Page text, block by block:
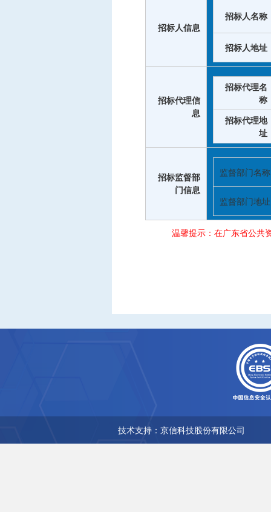
招标人信息
招标人名称
招标人地址
招标代理信
息
招标代理名
称
招标代理地
址
招标监督部
门信息
监督部门名称
监督部门地址
温馨提示：在广东省公共
技术支持：京信科技股份有限公司